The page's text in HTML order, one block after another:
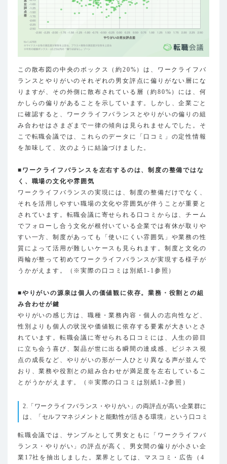
この散布図の中央のボックス（約20%）は、ワークライフバ
ランスとやりがいのそれぞれの男女評点に偏りがない層にな
りますが、その外側に散布されている層（約80%）には、何
かしらの偏りがあることを示しています。しかし、企業ごと
に確認すると、ワークライフバランスとやりがいの偏りの組
み合わせはさまざまで一律の傾向は見られませんでした。そ
こで転職会議では、これらのデータに「口コミ」の定性情報
を加味して、次のように結論づけました。
■ワークライフバランスを左右するのは、制度の整備ではな
く、職場の文化や雰囲気
ワークライフバランスの実現には、制度の整備だけでなく、
それを活用しやすい職場の文化や雰囲気が伴うことが重要と
されています。転職会議に寄せられる口コミからは、チーム
でフォローし合う文化が根付いている企業では有休が取りや
すい一方、制度があっても「使いにくい雰囲気」や業務の性
質によって活用が難しいケースも見られます。制度と文化の
両輪が整って初めてワークライフバランスが実現する様子が
うかがえます。（※実際の口コミは別紙1-1参照）
■やりがいの源泉は個人の価値観に依存。業務・役割との組
み合わせが鍵
やりがいの感じ方は、職種・業務内容・個人の志向性など、
性別よりも個人の状況や価値観に依存する要素が大きいとさ
れています。転職会議に寄せられる口コミには、人生の節目
に立ち会う喜び、製品が世に出る瞬間の達成感、ビジネス視
点の成長など、やりがいの形が一人ひとり異なる声が並んで
おり、業務や役割との組み合わせが満足度を左右しているこ
とがうかがえます。（※実際の口コミは別紙1-2参照）
2.「ワークライフバランス・やりがい」の両評点が高い企業群に
は、「セルフマネジメントと能動性が活きる環境」という口コミ
転職会議では、サンプルとして男女ともに「ワークライフバ
ランス・やりがい」の評点が高く、男女間の偏りが小さい企
業17社を抽出しました。業界としては、マスコミ・広告（4